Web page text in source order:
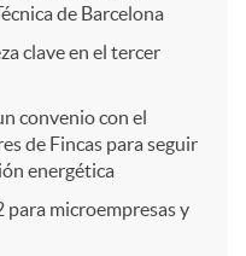
de Barcelona
clave en el tercer
convenio con el
de Fincas para seguir
energética
microempresas y